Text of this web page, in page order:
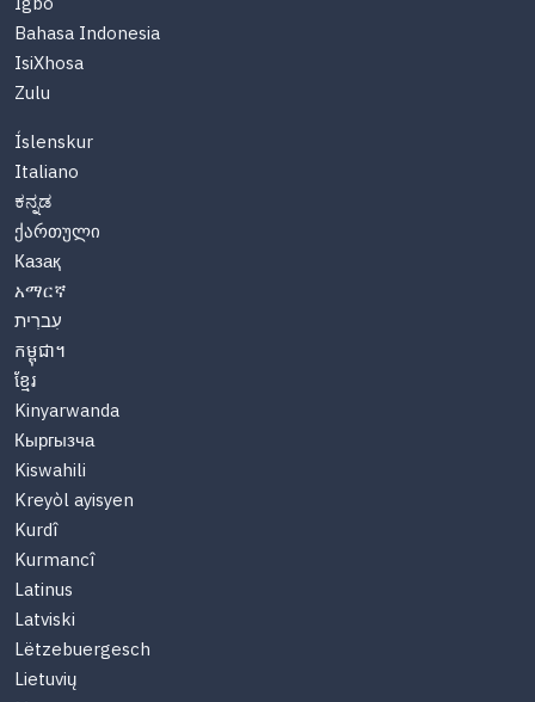
Bahasa Indonesia
IsiXhosa
Zulu
Íslenskur
Italiano
ಕನ್ನಡ
ქართული
Казақ
አማርኛ
עִברִית
កម្ពុជា។
ខ្មែរ
Kinyarwanda
Кыргызча
Kiswahili
Kreyòl ayisyen
Kurdî
Kurmancî
Latinus
Latviski
Lëtzebuergesch
Lietuvių